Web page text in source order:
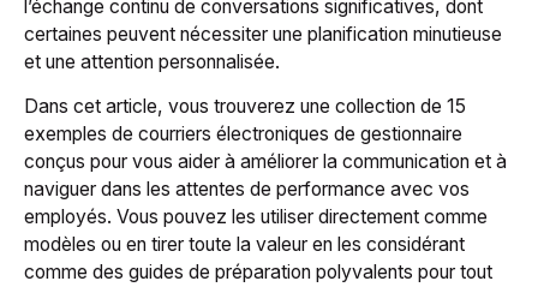
l’échange continu de conversations significatives, dont
certaines peuvent nécessiter une planification minutieuse
et une attention personnalisée.
Dans cet article, vous trouverez une collection de 15
exemples de courriers électroniques de gestionnaire
conçus pour vous aider à améliorer la communication et à
naviguer dans les attentes de performance avec vos
employés. Vous pouvez les utiliser directement comme
modèles ou en tirer toute la valeur en les considérant
comme des guides de préparation polyvalents pour tout